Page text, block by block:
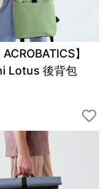
ACROBATICS】
Lotus 後背包